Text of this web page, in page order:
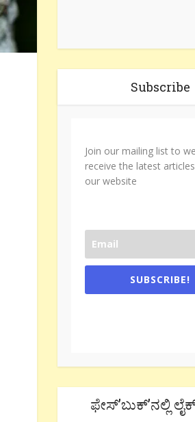
Subscribe
Join our mailing list to
receive the latest
our website
SUBSCRIBE!
ಫೇಸ್’ಬುಕ್’ನಲ್ಲಿ